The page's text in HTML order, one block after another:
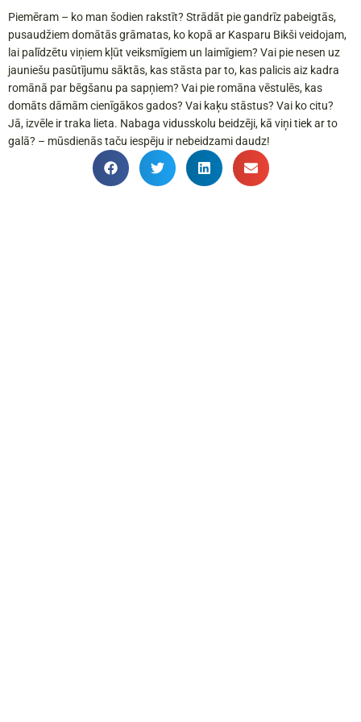
Piemēram – ko man šodien rakstīt? Strādāt pie gandrīz pabeigtās,
pusaudžiem domātās grāmatas, ko kopā ar Kasparu Bikši veidojam,
lai palīdzētu viņiem kļūt veiksmīgiem un laimīgiem? Vai pie nesen uz
jauniešu pasūtījumu sāktās, kas stāsta par to, kas palicis aiz kadra
romānā par bēgšanu pa sapņiem? Vai pie romāna vēstulēs, kas
domāts dāmām cienīgākos gados? Vai kaķu stāstus? Vai ko citu?
Jā, izvēle ir traka lieta. Nabaga vidusskolu beidzēji, kā viņi tiek ar to
galā? – mūsdienās taču iespēju ir nebeidzami daudz!